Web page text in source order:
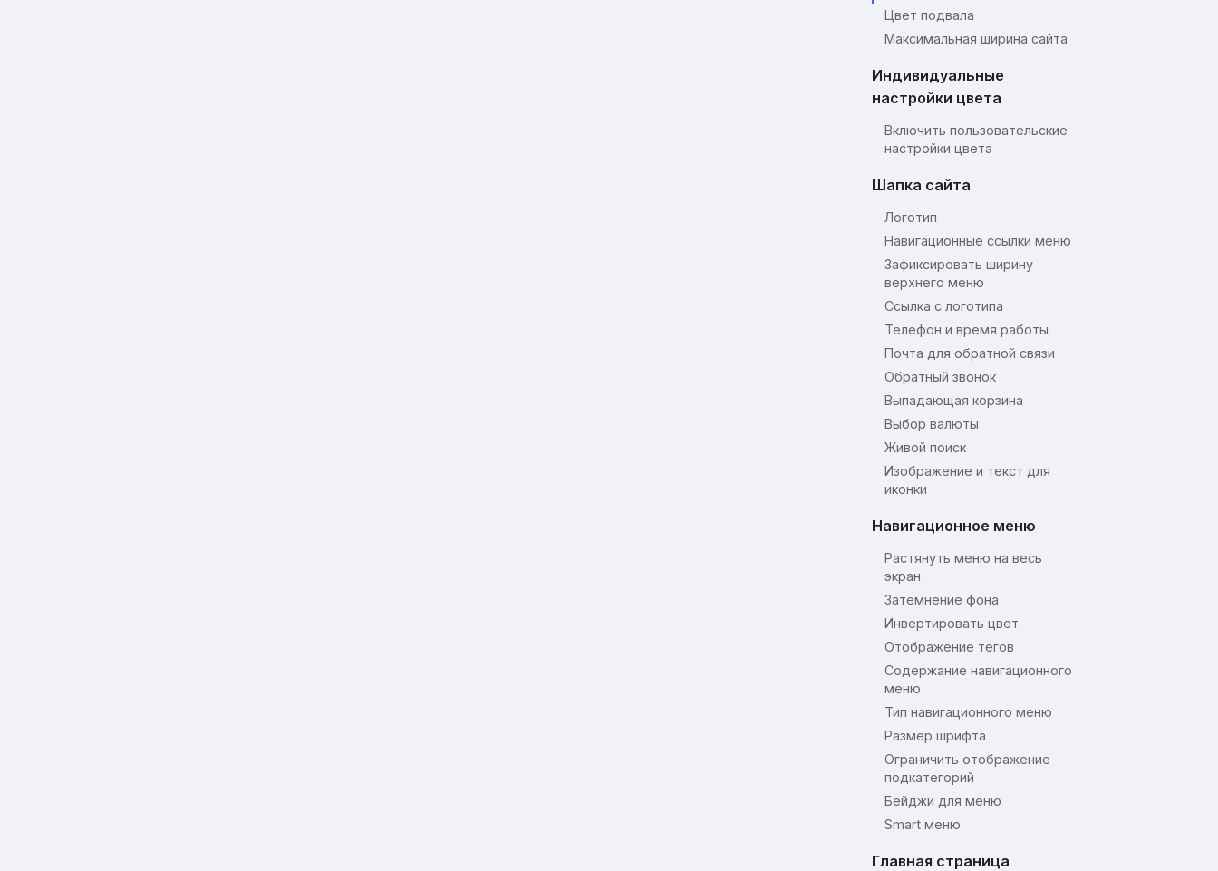
Цвет подвала
Максимальная ширина сайта
Индивидуальные
настройки цвета
Включить пользовательские
настройки цвета
Шапка сайта
Логотип
Навигационные ссылки меню
Зафиксировать ширину
верхнего меню
Ссылка с логотипа
Телефон и время работы
Почта для обратной связи
Обратный звонок
Выпадающая корзина
Выбор валюты
Живой поиск
Изображение и текст для
иконки
Навигационное меню
Растянуть меню на весь
экран
Затемнение фона
Инвертировать цвет
Отображение тегов
Содержание навигационного
меню
Тип навигационного меню
Размер шрифта
Ограничить отображение
подкатегорий
Бейджи для меню
Smart меню
Главная страница